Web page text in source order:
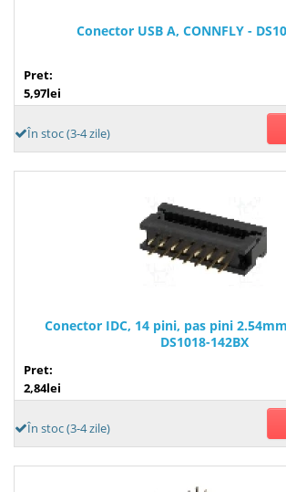
Conector USB A, CONNFLY -
Pret:
5,97lei
În stoc (3-4 zile)
Conector IDC, 14 pini, pas pini
DS1018-142BX
Pret:
2,84lei
În stoc (3-4 zile)